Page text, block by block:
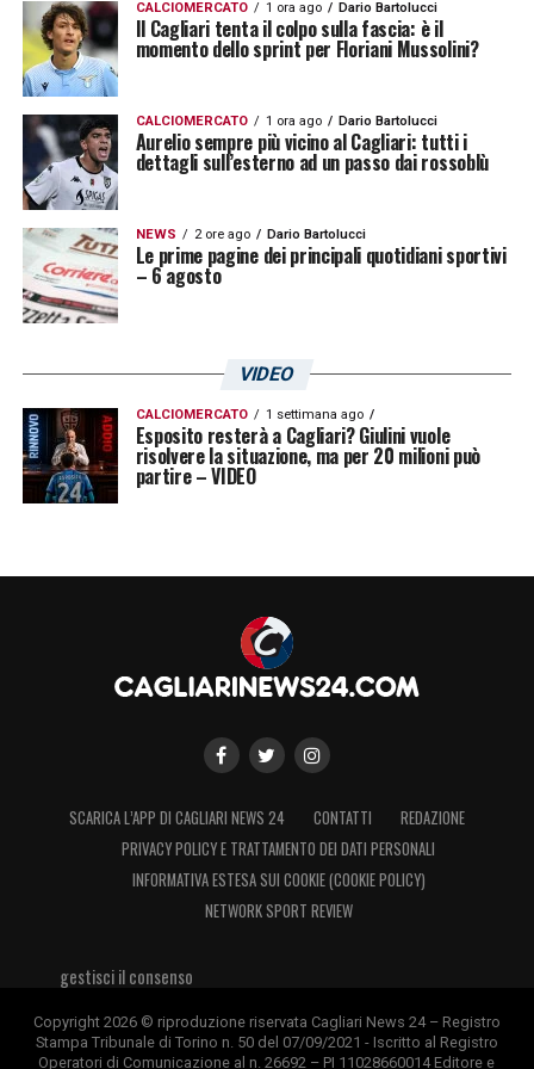
LA PLAYLIST DELLE NOSTRE TOP NEWS
CALCIOMERCATO 1 ora ago Dario Bartolucci
Il Cagliari tenta il colpo sulla fascia: è il
momento dello sprint per Floriani Mussolini?
CALCIOMERCATO 1 ora ago Dario Bartolucci
Aurelio sempre più vicino al Cagliari: tutti i
dettagli sull’esterno ad un passo dai rossoblù
NEWS 2 ore ago Dario Bartolucci
Le prime pagine dei principali quotidiani sportivi
– 6 agosto
VIDEO
CALCIOMERCATO 1 settimana ago
Esposito resterà a Cagliari? Giulini vuole
risolvere la situazione, ma per 20 milioni può
partire – VIDEO
SCARICA L’APP DI CAGLIARI NEWS 24 CONTATTI
REDAZIONE
PRIVACY POLICY E TRATTAMENTO DEI DATI PERSONALI
INFORMATIVA ESTESA SUI COOKIE (COOKIE POLICY)
NETWORK SPORT REVIEW
gestisci il consenso
Copyright 2026 © riproduzione riservata Cagliari News 24 – Registro
Stampa Tribunale di Torino n. 50 del 07/09/2021 - Iscritto al Registro
Operatori di Comunicazione al n. 26692 – PI 11028660014 Editore e